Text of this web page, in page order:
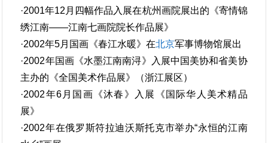
·2001年12月四幅作品入展在杭州画院展出的《寄情锦
绣江南——江南七画院院长作品展》
·2002年5月国画《春江水暖》在北京军事博物馆展出
·2002年国画《水墨江南南浔》入展中国美协和省美协
主办的《全国美术作品展》（浙江展区）
·2002年6月国画《沐春》入展《国际华人美术精品
展》
·2002年在俄罗斯符拉迪沃斯托克市举办“永恒的江南